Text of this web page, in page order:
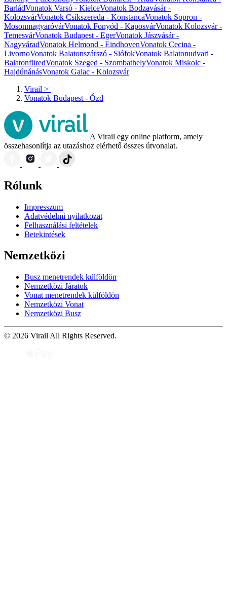
BarládVonatok Varsó - KielceVonatok Bodzavásár -
KolozsvárVonatok Csíkszereda - KonstancaVonatok Sopron -
MosonmagyaróvárVonatok Fonyód - KaposvárVonatok Kolozsvár -
TemesvárVonatok Budapest - EgerVonatok Jászvásár -
NagyváradVonatok Helmond - EindhovenVonatok Cecina -
LivornoVonatok Balatonszárszó - SiófokVonatok Balatonudvari -
BalatonfüredVonatok Szeged - SzombathelyVonatok Miskolc -
HajdúnánásVonatok Galac - Kolozsvár
Virail >
Vonatok Budapest - Ózd
A Virail egy online platform, amely
összehasonlítja az utazáshoz elérhető összes útvonalat.
Rólunk
Impresszum
Adatvédelmi nyilatkozat
Felhasználási feltételek
Betekintések
Nemzetközi
Busz menetrendek külföldön
Nemzetközi Járatok
Vonat menetrendek külföldön
Nemzetközi Vonat
Nemzetközi Busz
© 2026 Virail All Rights Reserved.